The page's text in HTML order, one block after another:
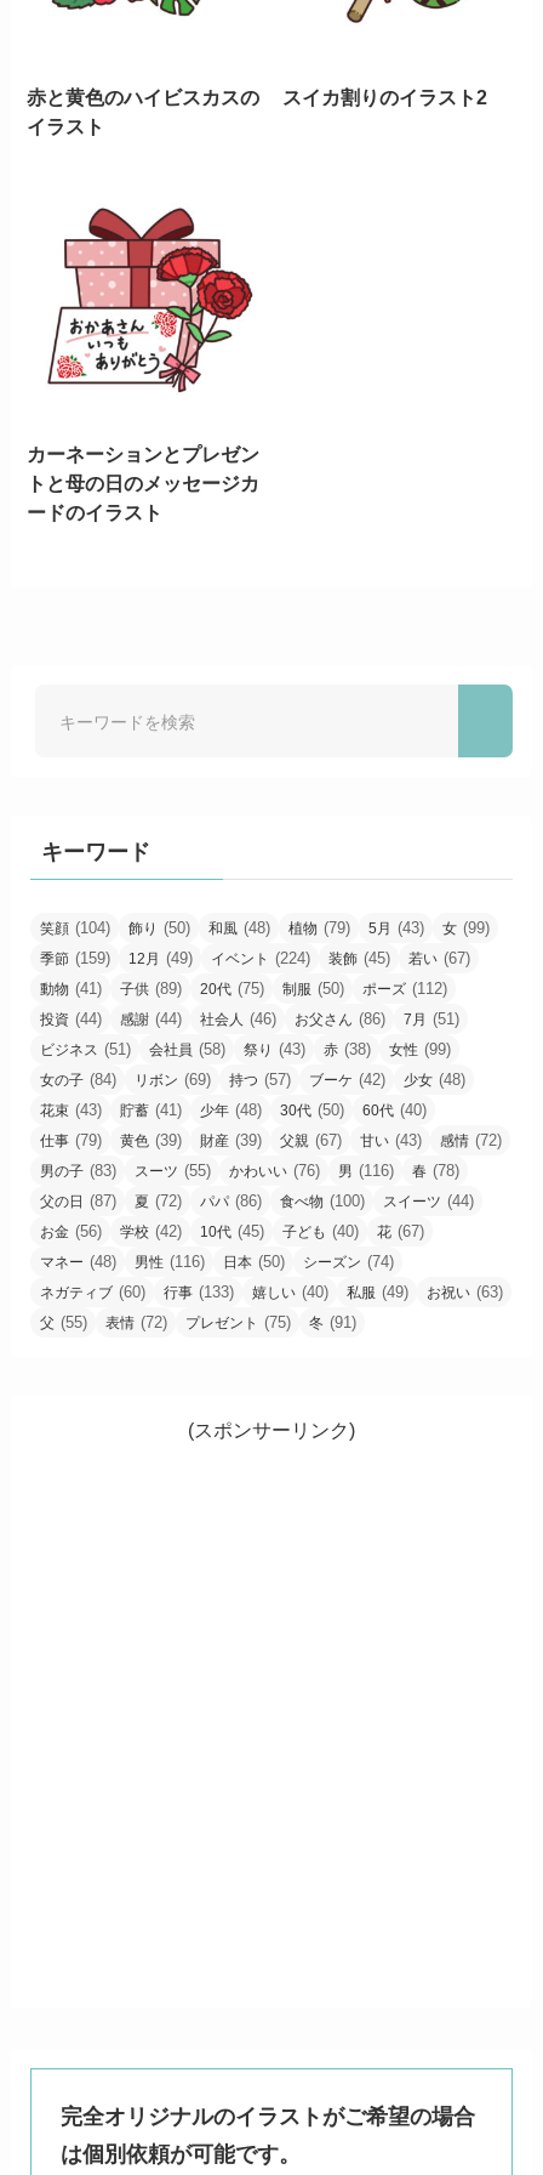
赤と黄色のハイビスカスの
イラスト
スイカ割りのイラスト2
カーネーションとプレゼン
トと母の日のメッセージカ
ードのイラスト
キーワード
笑顔 (104) 飾り (50) 和風 (48) 植物 (79) 5月 (43) 女 (99)
季節 (159) 12月 (49) イベント (224) 装飾 (45) 若い (67)
動物 (41) 子供 (89) 20代 (75) 制服 (50) ポーズ (112)
投資 (44) 感謝 (44) 社会人 (46) お父さん (86) 7月 (51)
ビジネス (51) 会社員 (58) 祭り (43) 赤 (38) 女性 (99)
女の子 (84) リボン (69) 持つ (57) ブーケ (42) 少女 (48)
花束 (43) 貯蓄 (41) 少年 (48) 30代 (50) 60代 (40)
仕事 (79) 黄色 (39) 財産 (39) 父親 (67) 甘い (43) 感情 (72)
男の子 (83) スーツ (55) かわいい (76) 男 (116) 春 (78)
父の日 (87) 夏 (72) パパ (86) 食べ物 (100) スイーツ (44)
お金 (56) 学校 (42) 10代 (45) 子ども (40) 花 (67)
マネー (48) 男性 (116) 日本 (50) シーズン (74)
ネガティブ (60) 行事 (133) 嬉しい (40) 私服 (49) お祝い (63)
父 (55) 表情 (72) プレゼント (75) 冬 (91)
(スポンサーリンク)
完全オリジナルのイラストがご希望の場合
は個別依頼が可能です。